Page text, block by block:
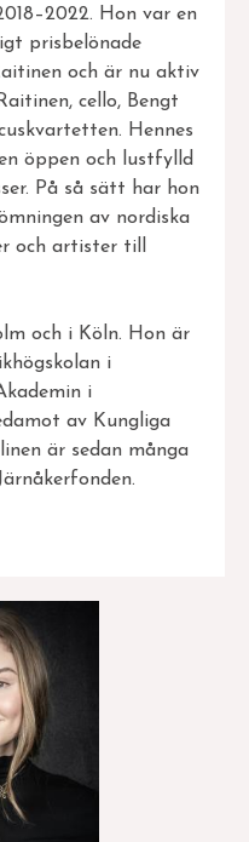
Hon var en
prisbelönade
och är nu aktiv
cello, Bengt
Hennes
öppen och lustfylld
På så sätt har hon
av nordiska
och artister till
och i Köln. Hon är
i
i
av Kungliga
är sedan många